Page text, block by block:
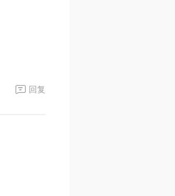
回复